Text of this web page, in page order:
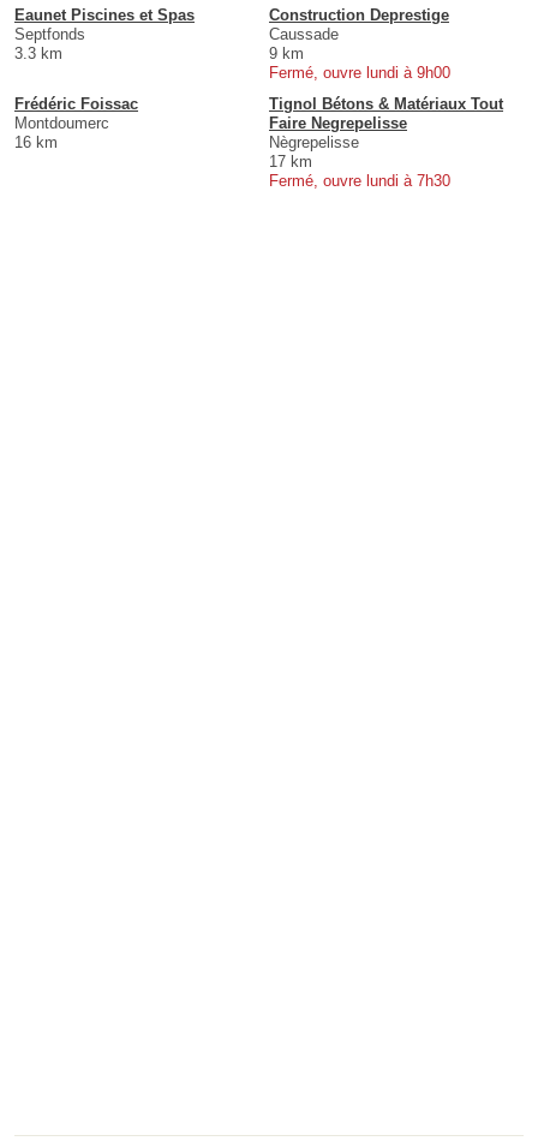
Eaunet Piscines et Spas
Septfonds
3.3 km
Construction Deprestige
Caussade
9 km
Fermé, ouvre lundi à 9h00
Frédéric Foissac
Montdoumerc
16 km
Tignol Bétons & Matériaux Tout
Faire Negrepelisse
Nègrepelisse
17 km
Fermé, ouvre lundi à 7h30